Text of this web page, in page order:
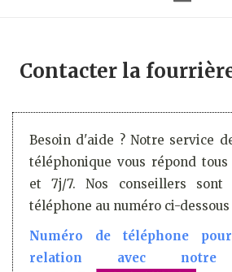
Contacter la
Besoin d'aide ? Notre service
téléphonique vous répond
et 7j/7. Nos conseillers sont
téléphone au numéro ci-dessous
Numéro de téléphone
relation avec